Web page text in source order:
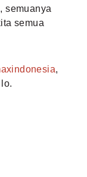
semuanya
semua
,